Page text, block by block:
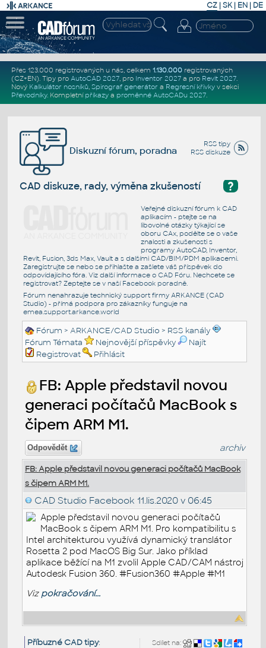
CZ | SK| EN | DE
Přes 123.000 registrovaných u nás, celkem 1.130.000registrovaných
(CZ+EN). Tipy pro AutoCAD 2027, pro Inventor 2027a pro Revit 2027.
Nový Kalkulátor nosníků, Spirograf generátor a Regresní křivkyv sekci
Převodníky. Kompletní příkazya proměnné AutoCADu 2027.
RSS tipy
RSS diskuze
Diskuzní fórum, poradna
?
CAD diskuze, rady, výměna zkušeností
Veřejné diskuzní fórum k CAD
aplikacím - ptejte se na
libovolné otázky týkající se
oboru CAx, podělte se o vaše
znalosti a zkušenosti s
programy AutoCAD, Inventor,
Revit, Fusion, 3ds Max, Vault a s dalšími CAD/BIM/PDM aplikacemi.
Zaregistrujte se nebo se přihlašte a zašlete váš příspěvek do
odpovídajícího fóra. Viz další informace o CAD Fóru. Nechcete se
registrovat? Zeptejte se v naší Facebook poradně.
Fórum nenahrazuje technický support firmy ARKANCE (CAD
Studio) - přímá podpora pro zákazníky funguje na
emea.support.arkance.world
Fórum >ARKANCE/CAD Studio > RSS kanály
Fórum Témata
Nejnovější příspěvky
Najít
Registrovat
Přihlásit
FB: Apple představil novou
generaci počítačů MacBook s
čipem ARM M1.
Odpovědět archiv
FB: Apple představil novou generaci počítačů MacBook
s čipem ARM M1.
CAD Studio Facebook 11.lis.2020 v 06:45
Apple představil novou generaci počítačů
MacBook s čipem ARM M1. Pro kompatibilitu s
Intel architekturou využívá dynamický translátor
Rosetta 2 pod MacOS Big Sur. Jako příklad
aplikace běžící na M1 zvolil Apple CAD/CAM nástroj
Autodesk Fusion 360. #Fusion360 #Apple #M1
Viz pokračování...
Sdílet na:
Příbuzné CAD tipy: